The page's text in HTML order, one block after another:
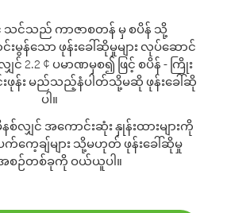
င့် သင်သည် ကာဇာစတန် မှ စပိန် သို့
န်သော ဖုန်းခေါ်ဆိုမှုများ လုပ်ဆောင်
င် 2.2 ¢ ပမာဏမှစ၍ ဖြင့် စပိန် - ကြိုး
ဖုန်း မည်သည့်နံပါတ်သို့မဆို ဖုန်းခေါ်ဆို
ပါ။
ျှင် အကောင်းဆုံး နှုန်းထားများကို
က်ကေ့ချ်များ သို့မဟုတ် ဖုန်းခေါ်ဆိုမှု
စဉ်တစ်ခုကို ဝယ်ယူပါ။